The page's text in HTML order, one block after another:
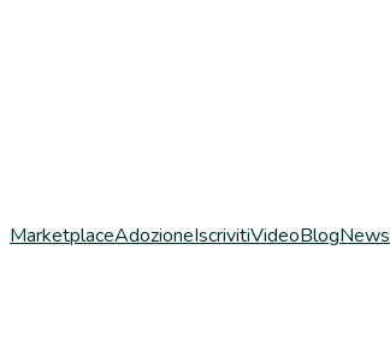
MarketplaceAdozioneIscrivitiVideoBlogNews